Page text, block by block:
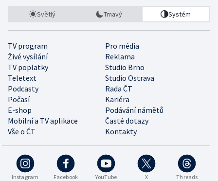
Světlý Tmavý Systém
TV program
Pro média
Živé vysílání
Reklama
TV poplatky
Studio Brno
Teletext
Studio Ostrava
Podcasty
Rada ČT
Počasí
Kariéra
E-shop
Podávání námětů
Mobilní a TV aplikace
Časté dotazy
Vše o ČT
Kontakty
Instagram Facebook YouTube X Threads